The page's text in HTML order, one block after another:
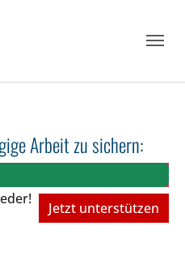
Arbeit zu sichern:
Jetzt unterstützen